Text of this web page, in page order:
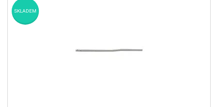
SKLADEM